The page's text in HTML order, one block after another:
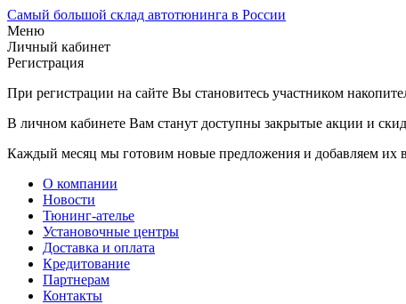
Самый большой склад автотюнинга в России
Меню
Личный кабинет
Регистрация
При регистрации на сайте Вы становитесь участником
В личном кабинете Вам станут доступны закрытые акции и
Каждый месяц мы готовим новые предложения и добавляем их
О компании
Новости
Тюнинг-ателье
Установочные центры
Доставка и оплата
Кредитование
Партнерам
Контакты